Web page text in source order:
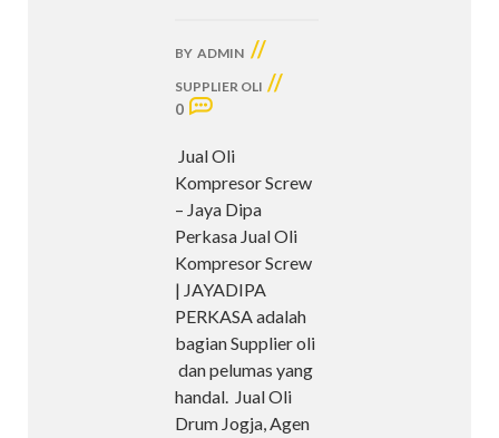
BY ADMIN //
SUPPLIER OLI //
0
Jual Oli
Kompresor Screw
– Jaya Dipa
Perkasa Jual Oli
Kompresor Screw
| JAYADIPA
PERKASA adalah
bagian Supplier oli
dan pelumas yang
handal. Jual Oli
Drum Jogja, Agen